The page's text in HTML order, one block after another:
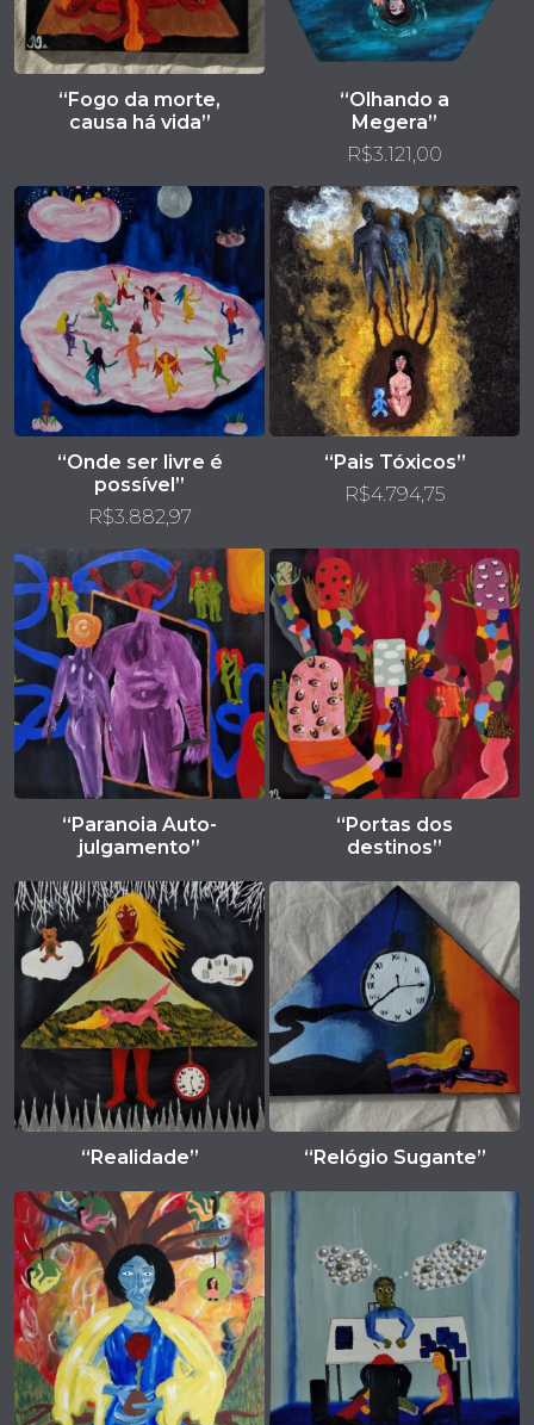
“Fogo da morte,
causa há vida”
“Olhando a
Megera”
R$3.121,00
“Onde ser livre é
possível”
R$3.882,97
“Pais Tóxicos”
R$4.794,75
“Paranoia Auto-
julgamento”
“Portas dos
destinos”
“Realidade” “Relógio Sugante”